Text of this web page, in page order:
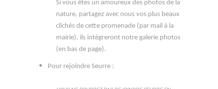
Si vous êtes un amoureux des photos de la
nature, partagez avec nous vos plus beaux
clichés de cette promenade (par mail à la
mairie), ils intégreront notre galerie photos
(en bas de page).
Pour rejoindre Seurre :